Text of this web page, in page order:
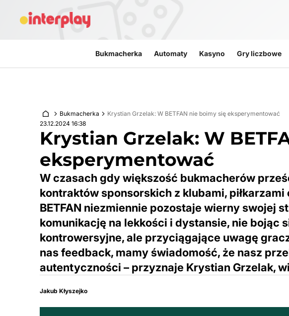
Bukmacherka Automaty Kasyno Gry liczbowe
Bukmacherka
Krystian Grzelak: W BETFAN nie boimy się eksperymentować
23.12.2024 16:38
Krystian Grzelak: W
eksperymentować
W czasach gdy większość bukmacherów
kontraktów sponsorskich z klubami,
BETFAN niezmiennie pozostaje wierny swojej
komunikację na lekkości i dystansie, nie bojąc
kontrowersyjne, ale przyciągające uwagę
nas feedback, mamy świadomość, że nasz
autentyczności – przyznaje Krystian Grzelak,
Jakub Kłyszejko